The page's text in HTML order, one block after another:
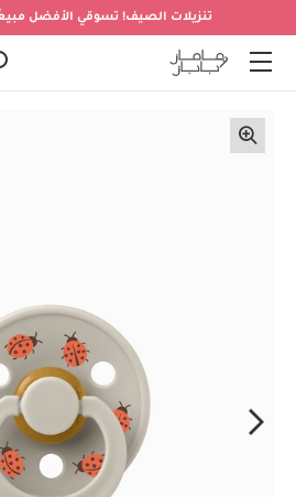
تنزيلات الصيف! تسوقي الأفضل مبيعًا